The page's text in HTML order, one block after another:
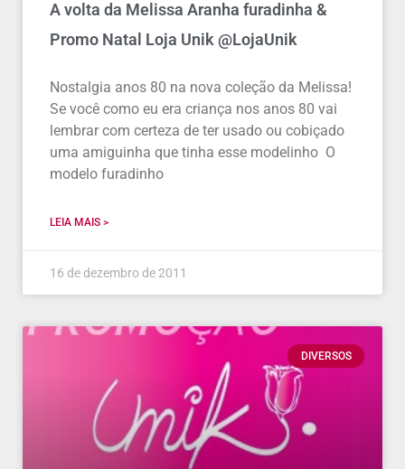
A volta da Melissa Aranha furadinha &
Promo Natal Loja Unik @LojaUnik
Nostalgia anos 80 na nova coleção da Melissa!
Se você como eu era criança nos anos 80 vai
lembrar com certeza de ter usado ou cobiçado
uma amiguinha que tinha esse modelinho O
modelo furadinho
LEIA MAIS >
16 de dezembro de 2011
DIVERSOS